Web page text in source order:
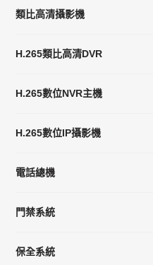
類比高清攝影機
H.265類比高清DVR
H.265數位NVR主機
H.265數位IP攝影機
電話總機
門禁系統
保全系統